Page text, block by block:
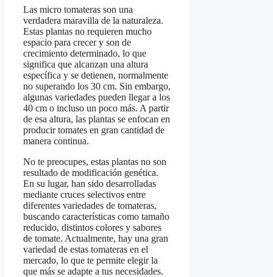
Las micro tomateras son una
verdadera maravilla de la naturaleza.
Estas plantas no requieren mucho
espacio para crecer y son de
crecimiento determinado, lo que
significa que alcanzan una altura
específica y se detienen, normalmente
no superando los 30 cm. Sin embargo,
algunas variedades pueden llegar a los
40 cm o incluso un poco más. A partir
de esa altura, las plantas se enfocan en
producir tomates en gran cantidad de
manera continua.
No te preocupes, estas plantas no son
resultado de modificación genética.
En su lugar, han sido desarrolladas
mediante cruces selectivos entre
diferentes variedades de tomateras,
buscando características como tamaño
reducido, distintos colores y sabores
de tomate. Actualmente, hay una gran
variedad de estas tomateras en el
mercado, lo que te permite elegir la
que más se adapte a tus necesidades.